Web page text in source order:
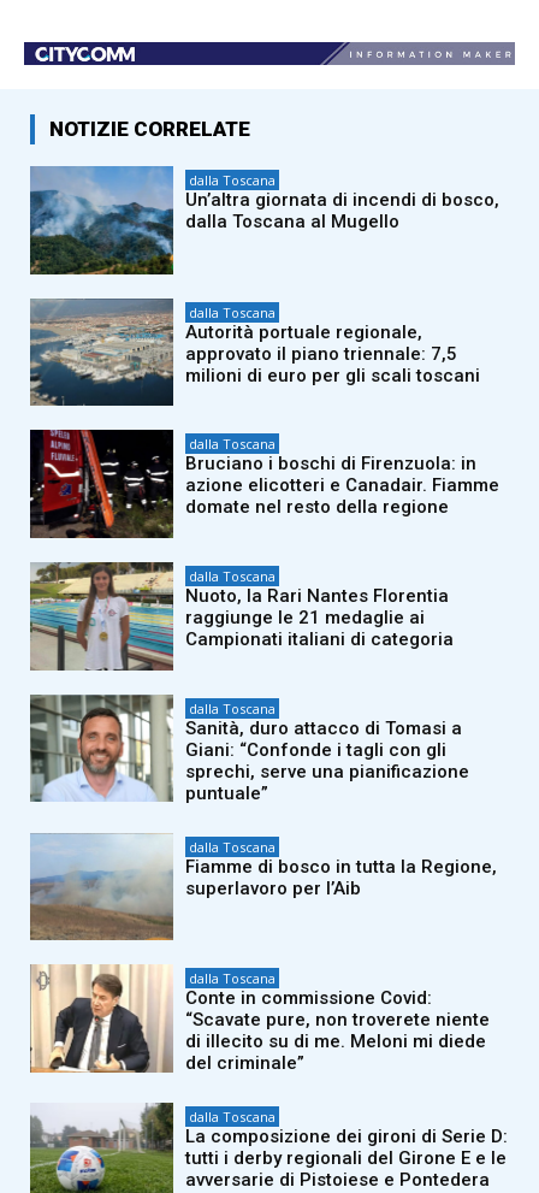
NOTIZIE CORRELATE
dalla Toscana
Un’altra giornata di incendi di bosco,
dalla Toscana al Mugello
dalla Toscana
Autorità portuale regionale,
approvato il piano triennale: 7,5
milioni di euro per gli scali toscani
dalla Toscana
Bruciano i boschi di Firenzuola: in
azione elicotteri e Canadair. Fiamme
domate nel resto della regione
dalla Toscana
Nuoto, la Rari Nantes Florentia
raggiunge le 21 medaglie ai
Campionati italiani di categoria
dalla Toscana
Sanità, duro attacco di Tomasi a
Giani: “Confonde i tagli con gli
sprechi, serve una pianificazione
puntuale”
dalla Toscana
Fiamme di bosco in tutta la Regione,
superlavoro per l’Aib
dalla Toscana
Conte in commissione Covid:
“Scavate pure, non troverete niente
di illecito su di me. Meloni mi diede
del criminale”
dalla Toscana
La composizione dei gironi di Serie D:
tutti i derby regionali del Girone E e le
avversarie di Pistoiese e Pontedera